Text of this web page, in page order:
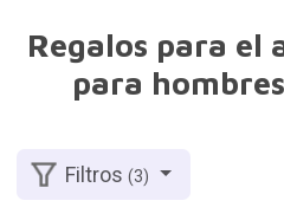
Regalos para el
para
Filtros(3)